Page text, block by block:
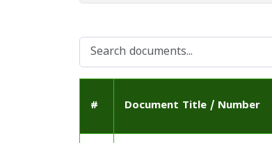
# Document Title / Number